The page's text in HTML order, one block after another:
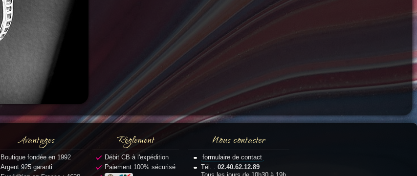
Avantages
Boutique fondée en 1992
Argent 925 garanti
Règlement
Débit CB à l'expédition
Paiement 100% sécurisé
Nous contacter
formulaire de contact
Tél. : 02.40.62.12.89